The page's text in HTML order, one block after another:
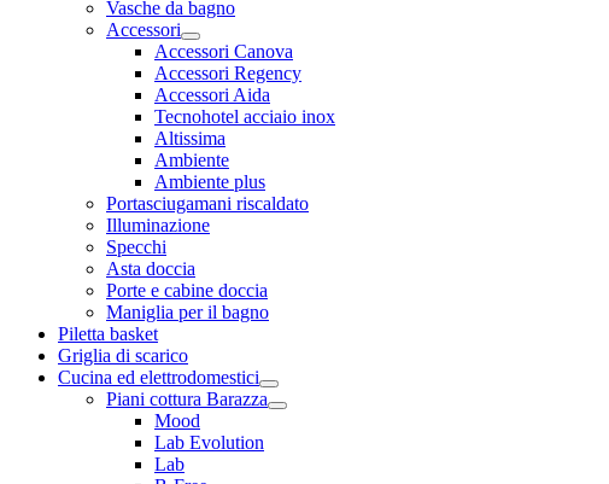
Vasche da bagno
Accessori
Accessori Canova
Accessori Regency
Accessori Aida
Tecnohotel acciaio inox
Altissima
Ambiente
Ambiente plus
Portasciugamani riscaldato
Illuminazione
Specchi
Asta doccia
Porte e cabine doccia
Maniglia per il bagno
Piletta basket
Griglia di scarico
Cucina ed elettrodomestici
Piani cottura Barazza
Mood
Lab Evolution
Lab